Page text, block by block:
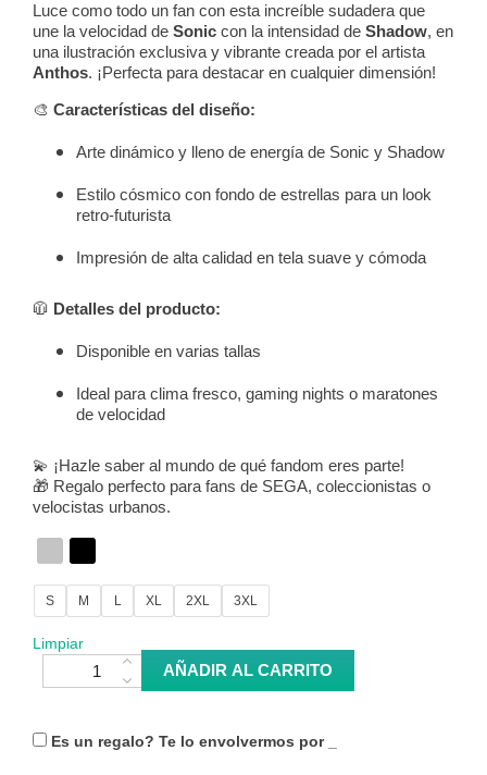
Luce como todo un fan con esta increíble sudadera que
une la velocidad de Sonic con la intensidad de Shadow, en
una ilustración exclusiva y vibrante creada por el artista
Anthos. ¡Perfecta para destacar en cualquier dimensión!
🎨 Características del diseño:
Arte dinámico y lleno de energía de Sonic y Shadow
Estilo cósmico con fondo de estrellas para un look
retro-futurista
Impresión de alta calidad en tela suave y cómoda
🧥 Detalles del producto:
Disponible en varias tallas
Ideal para clima fresco, gaming nights o maratones
de velocidad
💫 ¡Hazle saber al mundo de qué fandom eres parte!
🎁 Regalo perfecto para fans de SEGA, coleccionistas o
velocistas urbanos.
S M L XL 2XL 3XL
Limpiar
Sudadera Sonic y Shadow - Sonic The Hedgehog cantidad
AÑADIR AL CARRITO
Es un regalo? Te lo envolvermos por